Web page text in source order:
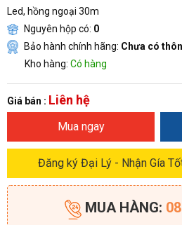
Led, hồng ngoại 30m
Nguyên hộp có: 0
Bảo hành chính hãng: Chưa có
Kho hàng: Có hàng
Giá bán : Liên hệ
Mua ngay
Đăng ký Đại Lý - Nhận Gía
MUA HÀNG: